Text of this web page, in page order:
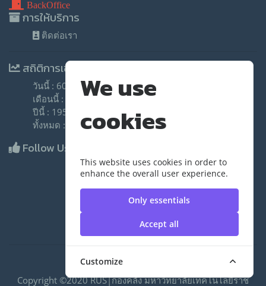
We use
cookies
This website uses cookies in order to
enhance the overall user experience.
Only essentials
Accept all
Customize
BackOffice
การให้บริการ
ติดต่อเรา
สถิติการเข้าชม
วันนี้ : 60 ครั้ง
เดือนนี้ : 3,182 ครั้ง
ปีนี้ : 195,814 ครั้ง
ทั้งหมด : 215,015 ครั้ง
Follow Us
Copyright ©2020 RUS|กองคลัง มหาวิทยาลัยเทคโนโลยีราช